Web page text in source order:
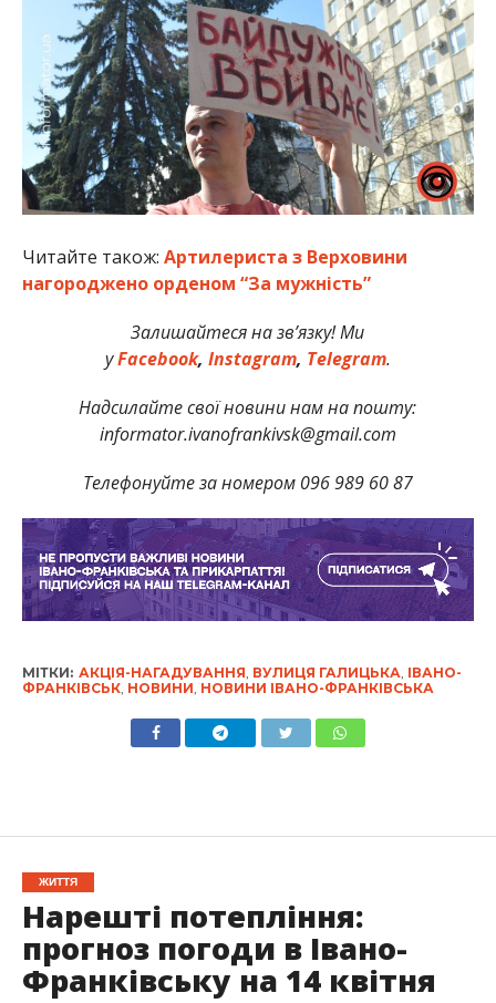
Читайте також: Артилериста з Верховини
нагороджено орденом “За мужність”
Залишайтеся на зв’язку! Ми
уFacebook, Instagram, Telegram.
Надсилайте свої новини нам на пошту:
informator.ivanofrankivsk@gmail.com
Телефонуйте за номером 096 989 60 87
МІТКИ: АКЦІЯ-НАГАДУВАННЯ, ВУЛИЦЯ ГАЛИЦЬКА, ІВАНО-
ФРАНКІВСЬК, НОВИНИ, НОВИНИ ІВАНО-ФРАНКІВСЬКА
ЖИТТЯ
Нарешті потепління:
прогноз погоди в Івано-
Франківську на 14 квітня